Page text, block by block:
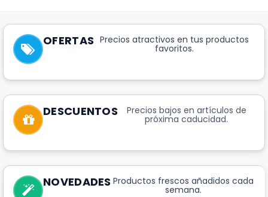
OFERTAS Precios atractivos en tus productos
favoritos.
DESCUENTOS Precios bajos en artículos de
próxima caducidad.
NOVEDADES Productos frescos añadidos cada
semana.